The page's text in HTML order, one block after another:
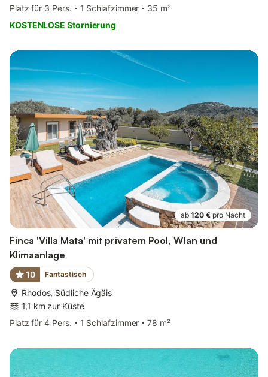
Platz für 3 Pers.
1 Schlafzimmer
35 m²
KOSTENLOSE Stornierung
ab 120 € pro Nacht
Finca 'Villa Mata' mit privatem Pool, Wlan und
Klimaanlage
10 Fantastisch
Rhodos, Südliche Ägäis
1,1 km zur Küste
Platz für 4 Pers.
1 Schlafzimmer 78 m²